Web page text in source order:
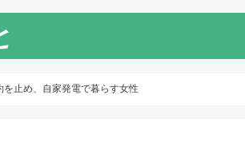
を止め、自家発電で暮らす女性